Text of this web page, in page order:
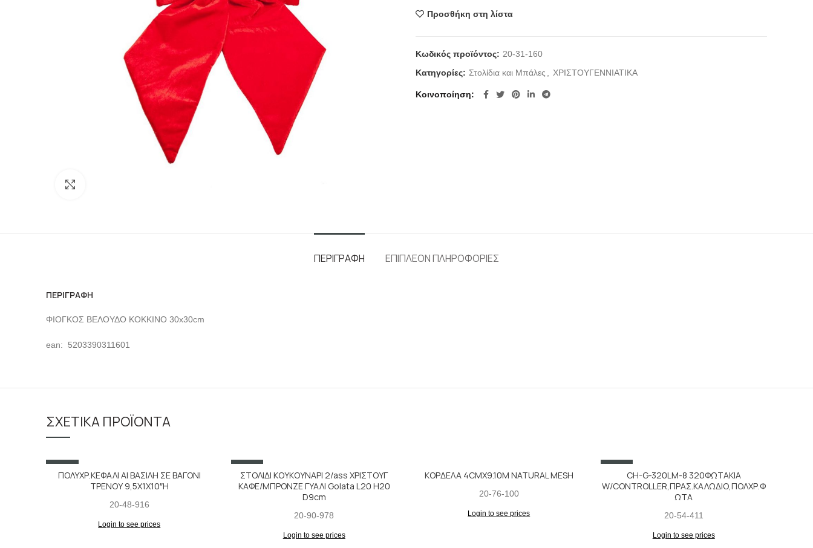
Προσθήκη στη λίστα
Κωδικός προϊόντος: 20-31-160
Κατηγορίες: Στολίδια και Μπάλες ΧΡΙΣΤΟΥΓΕΝΝΙΑΤΙΚΑ
Κοινοποίηση
ΠΕΡΙΓΡΑΦΉ ΕΠΙΠΛΈΟΝ ΠΛΗΡΟΦΟΡΊΕΣ
ΠΕΡΙΓΡΑΦΉ
ΦΙΟΓΚΟΣ ΒΕΛΟΥΔΟ ΚΟΚΚΙΝΟ 30x30cm
ean: 5203390311601
ΣΧΕΤΙΚΆ ΠΡΟΪΌΝΤΑ
ΠΟΛΥΧΡ.ΚΕΦΑΛΙ ΑΙ ΒΑΣΙΛΗ ΣΕ ΒΑΓΟΝΙ
ΤΡΕΝΟΥ 9,5X1X10″H
20-48-916
Login to see prices
ΣΤΟΛΙΔΙ ΚΟΥΚΟΥΝΑΡΙ 2/ass ΧΡΙΣΤΟΥΓ
ΚΑΦΕ/ΜΠΡΟΝΖΕ ΓΥΑΛΙ Golata L20 H20
D9cm
20-90-978
Login to see prices
ΚΟΡΔΕΛΑ 4CMX9.10M NATURAL MESH
20-76-100
Login to see prices
CH-G-320LM-8 320ΦΩΤΑΚΙΑ
W/CONTROLLER,ΠΡΑΣ.ΚΑΛΩΔΙΟ,ΠΟΛΧΡ.Φ
ΩΤΑ
20-54-411
Login to see prices